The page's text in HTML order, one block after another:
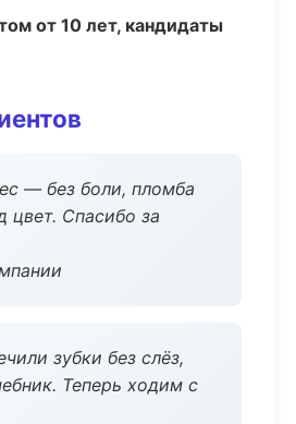
от 10 лет, кандидаты
— без боли, пломба
цвет. Спасибо за
зубки без слёз,
Теперь ходим с